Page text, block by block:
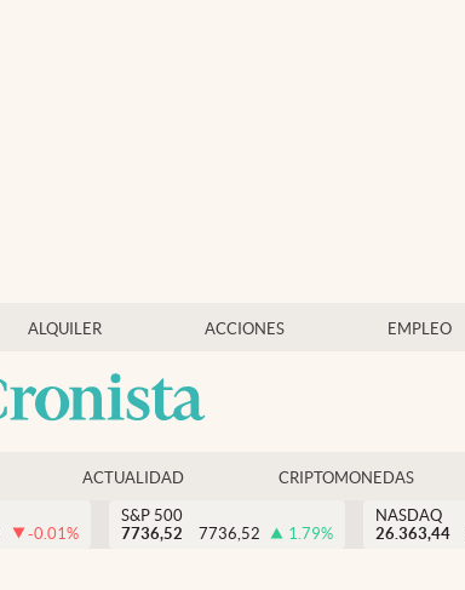
ALQUILER ACCIONES EMPLEO
ACTUALIDAD CRIPTOMONEDAS
-0.01%
S&P 500
7736,52
7736,52 1.79%
NASDAQ
26.363,44